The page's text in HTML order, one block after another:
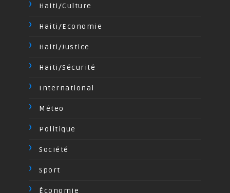
Haiti/Culture
Haiti/Economie
Haiti/Justice
Haiti/Sécurité
International
Méteo
Politique
Société
Sport
Économie